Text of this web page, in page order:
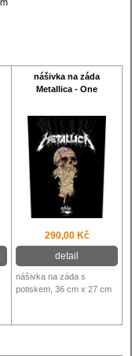
nášivka na záda
Metallica - One
290,00 Kč
detail
nášivka na záda s
potiskem, 36 cm x 27 cm